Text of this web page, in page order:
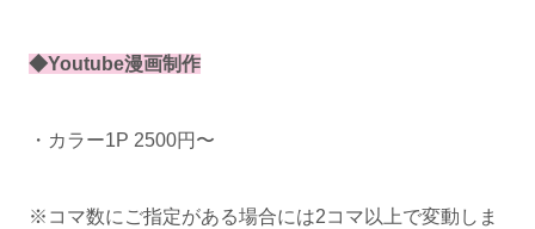
◆Youtube漫画制作
・カラー1P 2500円〜
※コマ数にご指定がある場合には2コマ以上で変動しま